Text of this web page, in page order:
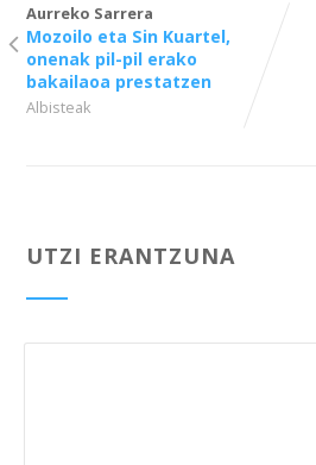
Aurreko Sarrera
Mozoilo eta Sin Kuartel,
onenak pil-pil erako
bakailaoa prestatzen
Albisteak
UTZI ERANTZUNA